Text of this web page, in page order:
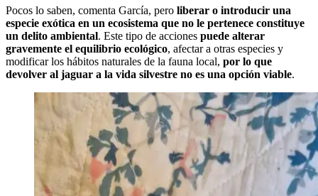
Pocos lo saben, comenta García, pero liberar o introducir una
especie exótica en un ecosistema que no le pertenece constituye
un delito ambiental. Este tipo de acciones puede alterar
gravemente el equilibrio ecológico, afectar a otras especies y
modificar los hábitos naturales de la fauna local, por lo que
devolver al jaguar a la vida silvestre no es una opción viable.